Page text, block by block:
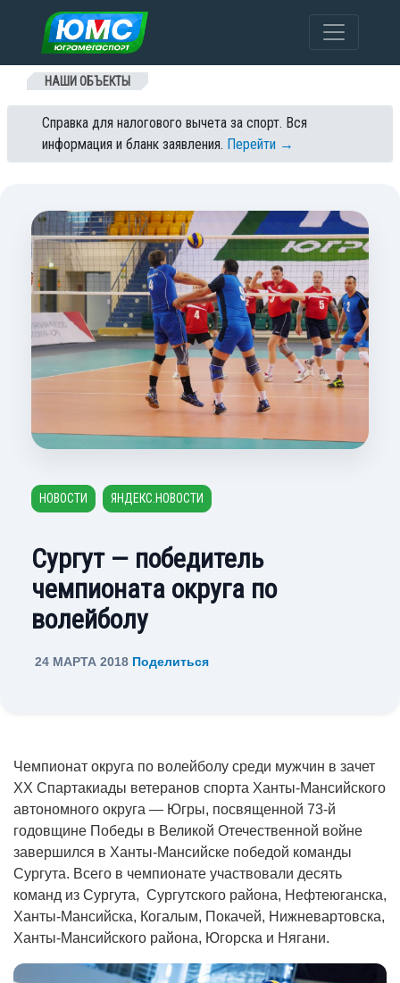
Перейти к содержанию
НАШИ ОБЪЕКТЫ
Справка для налогового вычета за спорт. Вся
информация и бланк заявления. Перейти →
НОВОСТИ ЯНДЕКС.НОВОСТИ
Сургут — победитель
чемпионата округа по
волейболу
24 МАРТА 2018 Поделиться
Чемпионат округа по волейболу среди мужчин в зачет
XХ Спартакиады ветеранов спорта Ханты-Мансийского
автономного округа — Югры, посвященной 73-й
годовщине Победы в Великой Отечественной войне
завершился в Ханты-Мансийске победой команды
Сургута. Всего в чемпионате участвовали десять
команд из Сургута, Сургутского района, Нефтеюганска,
Ханты-Мансийска, Когалым, Покачей, Нижневартовска,
Ханты-Мансийского района, Югорска и Нягани.